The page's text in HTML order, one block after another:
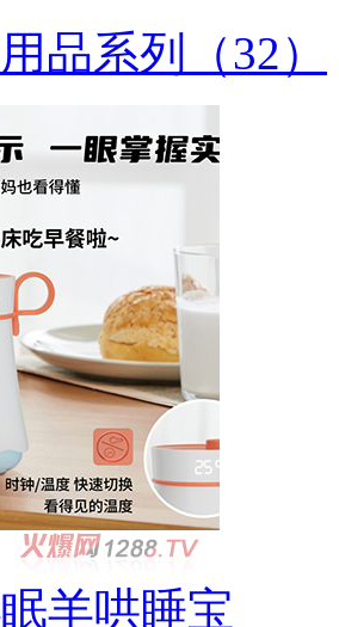
品系列（32）
羊哄睡宝